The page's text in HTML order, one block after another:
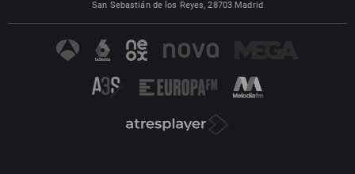
San Sebastián de los Reyes, 28703 Madrid